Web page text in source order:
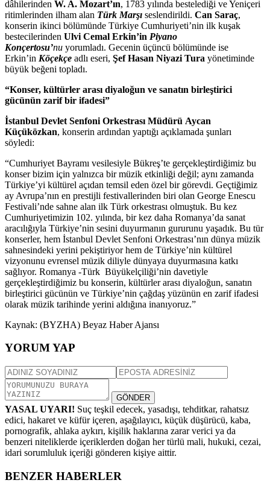
dâhilerinden W. A. Mozart’ın, 1783 yılında bestelediği ve Yeniçeri
ritimlerinden ilham alan Türk Marşı seslendirildi. Can Saraç,
konserin ikinci bölümünde Türkiye Cumhuriyeti’nin ilk kuşak
bestecilerinden Ulvi Cemal Erkin’in Piyano
Konçertosu’nu yorumladı. Gecenin üçüncü bölümünde ise
Erkin’in Köçekçe adlı eseri, ŞefHasan Niyazi Tura yönetiminde
büyük beğeni topladı.
“Konser, kültürler arası diyaloğun ve sanatın birleştirici
gücünün zarif bir ifadesi”
İstanbul Devlet Senfoni Orkestrası Müdürü Aycan
Küçüközkan, konserin ardından yaptığı açıklamada şunları
söyledi:
“Cumhuriyet Bayramı vesilesiyle Bükreş’te gerçekleştirdiğimiz bu
konser bizim için yalnızca bir müzik etkinliği değil; aynı zamanda
Türkiye’yi kültürel açıdan temsil eden özel bir görevdi. Geçtiğimiz
ay Avrupa’nın en prestijli festivallerinden biri olan George Enescu
Festivali’nde sahne alan ilk Türk orkestrası olmuştuk. Bu kez
Cumhuriyetimizin 102. yılında, bir kez daha Romanya’da sanat
aracılığıyla Türkiye’nin sesini duyurmanın gururunu yaşadık. Bu tür
konserler, hem İstanbul Devlet Senfoni Orkestrası’nın dünya müzik
sahnesindeki yerini pekiştiriyor hem de Türkiye’nin kültürel
vizyonunu evrensel müzik diliyle dünyaya duyurmasına katkı
sağlıyor. Romanya -Türk Büyükelçiliği’nin davetiyle
gerçekleştirdiğimiz bu konserin, kültürler arası diyaloğun, sanatın
birleştirici gücünün ve Türkiye’nin çağdaş yüzünün en zarif ifadesi
olarak müzik tarihinde yerini aldığına inanıyoruz.”
Kaynak: (BYZHA) Beyaz Haber Ajansı
YORUM YAP
GÖNDER
YASAL UYARI! Suç teşkil edecek, yasadışı, tehditkar, rahatsız
edici, hakaret ve küfür içeren, aşağılayıcı, küçük düşürücü, kaba,
pornografik, ahlaka aykırı, kişilik haklarına zarar verici ya da
benzeri niteliklerde içeriklerden doğan her türlü mali, hukuki, cezai,
idari sorumluluk içeriği gönderen kişiye aittir.
BENZER HABERLER